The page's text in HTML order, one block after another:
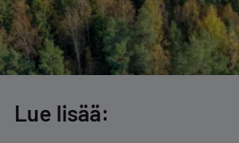
Lue lisää: